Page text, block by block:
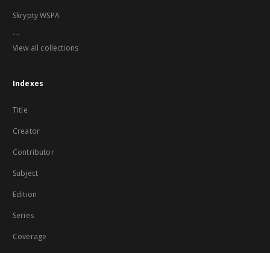
Skrypty WSPA
...
View all collections
Indexes
Title
Creator
Contributor
Subject
Edition
Series
Coverage